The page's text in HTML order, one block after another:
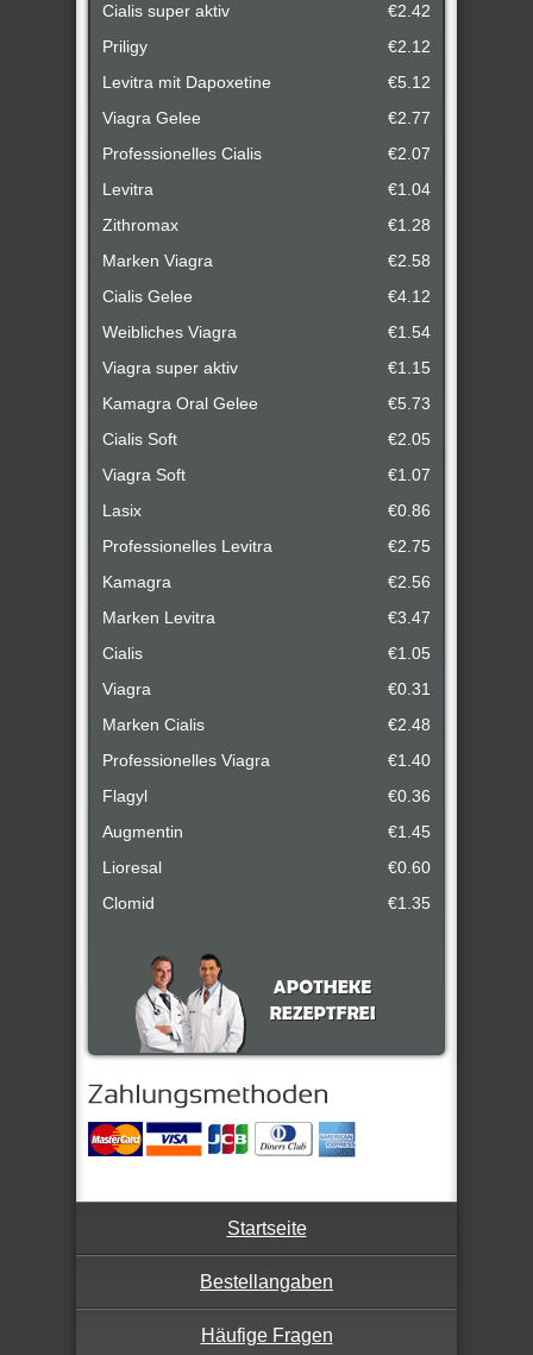
€2.42
Cialis super aktiv
€2.12
Priligy
€5.12
Levitra mit Dapoxetine
€2.77
Viagra Gelee
€2.07
Professionelles Cialis
€1.04
Levitra
€1.28
Zithromax
€2.58
Marken Viagra
€4.12
Cialis Gelee
€1.54
Weibliches Viagra
€1.15
Viagra super aktiv
€5.73
Kamagra Oral Gelee
€2.05
Cialis Soft
€1.07
Viagra Soft
€0.86
Lasix
€2.75
Professionelles Levitra
€2.56
Kamagra
€3.47
Marken Levitra
€1.05
Cialis
€0.31
Viagra
€2.48
Marken Cialis
€1.40
Professionelles Viagra
€0.36
Flagyl
€1.45
Augmentin
€0.60
Lioresal
€1.35
Clomid
Startseite
Bestellangaben
Häufige Fragen